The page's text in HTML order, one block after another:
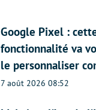
Google Pixel :
fonctionnalité va
le personnaliser
7 août 2026 08:52